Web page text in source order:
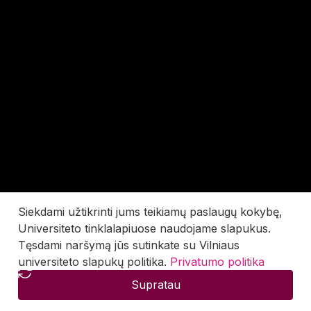
Siekdami užtikrinti jums teikiamų paslaugų kokybę,
Universiteto tinklalapiuose naudojame slapukus.
Tęsdami naršymą jūs sutinkate su Vilniaus
universiteto slapukų politika. Privatumo politika
Supratau